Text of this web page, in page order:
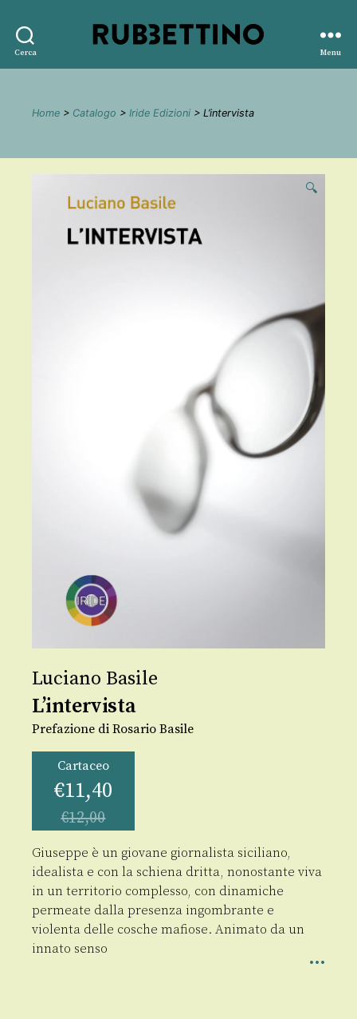
Cerca
editore
Menu
Home > Catalogo > Iride Edizioni > L’intervista
🔍
Luciano Basile
L’intervista
Prefazione di Rosario Basile
Cartaceo
€11,40
€12,00
Giuseppe è un giovane giornalista siciliano,
idealista e con la schiena dritta, nonostante viva
in un territorio complesso, con dinamiche
permeate dalla presenza ingombrante e
violenta delle cosche mafiose. Animato da un
innato senso